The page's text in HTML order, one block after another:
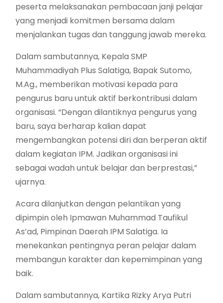
peserta melaksanakan pembacaan janji pelajar
yang menjadi komitmen bersama dalam
menjalankan tugas dan tanggung jawab mereka.
Dalam sambutannya, Kepala SMP
Muhammadiyah Plus Salatiga, Bapak Sutomo,
M.Ag., memberikan motivasi kepada para
pengurus baru untuk aktif berkontribusi dalam
organisasi. “Dengan dilantiknya pengurus yang
baru, saya berharap kalian dapat
mengembangkan potensi diri dan berperan aktif
dalam kegiatan IPM. Jadikan organisasi ini
sebagai wadah untuk belajar dan berprestasi,”
ujarnya.
Acara dilanjutkan dengan pelantikan yang
dipimpin oleh Ipmawan Muhammad Taufikul
As’ad, Pimpinan Daerah IPM Salatiga. Ia
menekankan pentingnya peran pelajar dalam
membangun karakter dan kepemimpinan yang
baik.
Dalam sambutannya, Kartika Rizky Arya Putri